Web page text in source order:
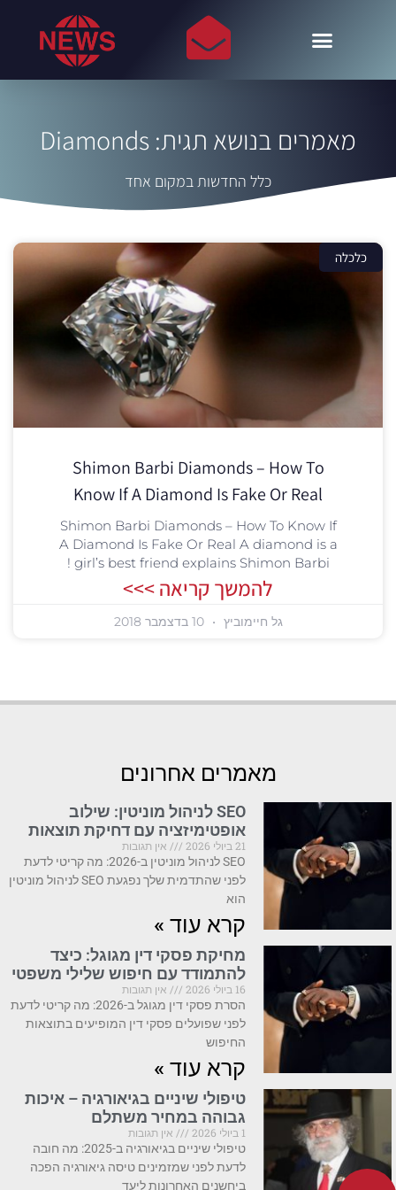
מאמרים בנושא תגית: Diamonds
כלל החדשות במקום אחד
כלכלה
Shimon Barbi Diamonds – How To
Know If A Diamond Is Fake Or Real
Shimon Barbi Diamonds – How To Know If
A Diamond Is Fake Or Real A diamond is a
girl’s best friend explains Shimon Barbi !
להמשך קריאה >>>
גל חיימוביץ 10 בדצמבר 2018
מאמרים אחרונים
SEO לניהול מוניטין: שילוב
אופטימיזציה עם דחיקת תוצאות
21 ביולי 2026
אין תגובות
SEO לניהול מוניטין ב-2026: מה קריטי לדעת
לפני שהתדמית שלך נפגעת SEO לניהול מוניטין
הוא
קרא עוד »
מחיקת פסקי דין מגוגל: כיצד
להתמודד עם חיפוש שלילי משפטי
16 ביולי 2026
אין תגובות
הסרת פסקי דין מגוגל ב-2026: מה קריטי לדעת
לפני שפועלים פסקי דין המופיעים בתוצאות
החיפוש
קרא עוד »
טיפולי שיניים בגיאורגיה – איכות
גבוהה במחיר משתלם
1 ביולי 2026
אין תגובות
טיפולי שיניים בגיאורגיה ב-2025: מה חובה
לדעת לפני שמזמינים טיסה גיאורגיה הפכה
ביחשנים האחרונות ליעד